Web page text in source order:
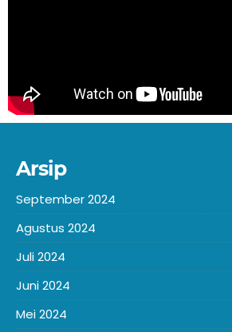
Arsip
September 2024
Agustus 2024
Juli 2024
Juni 2024
Mei 2024